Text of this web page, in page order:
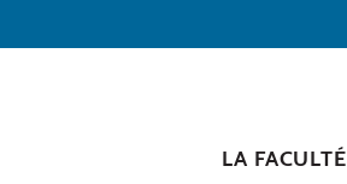
LA FACULTÉ